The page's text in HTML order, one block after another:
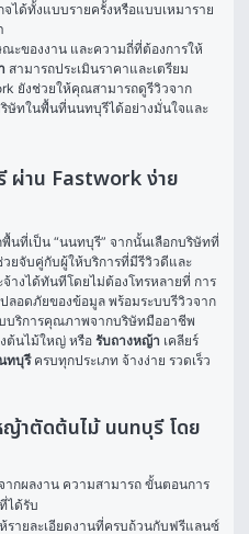
ได้ทั้งแบบรายครั้งหรือแบบเหมาราย
ะของงาน และความถี่ที่ต้องการให้
สามารถประเมินราคาและเตรียม
ยังช่วยให้คุณสามารถดูรีวิวจาก
ริษัทในพื้นที่นนทบุรีได้อย่างมั่นใจและ
ผ่าน Fastwork ง่าย
พื้นที่เป็น “นนทบุรี” จากนั้นเลือกบริษัทที่
ยจับคู่กับผู้ให้บริการที่มีรีวิวดีและ
งได้ทันทีโดยไม่ต้องโทรหลายที่ การ
ลอดภัยของข้อมูล พร้อมระบบรีวิวจาก
บริการคุณภาพจากบริษัทมืออาชีพ
ต้นไม้ใหญ่ หรือ รับถางหญ้า เคลียร์
ทบุรี ครบทุกประเภท จ้างง่าย รวดเร็ว
าตัดต้นไม้ นนทบุรี โดย
กผลงาน ความสามารถ ขั้นตอนการ
ได้รับ
รายละเอียดงานที่ครบถ้วนกับฟรีแลนซ์